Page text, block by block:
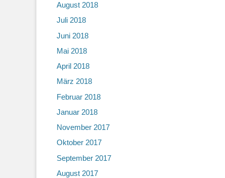
August 2018
Juli 2018
Juni 2018
Mai 2018
April 2018
März 2018
Februar 2018
Januar 2018
November 2017
Oktober 2017
September 2017
August 2017